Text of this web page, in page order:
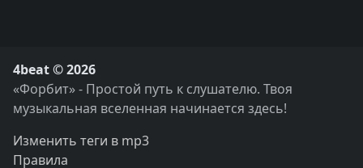
4beat © 2026
«Форбит» - Простой путь к слушателю. Твоя
музыкальная вселенная начинается здесь!
Изменить теги в mp3
Правила